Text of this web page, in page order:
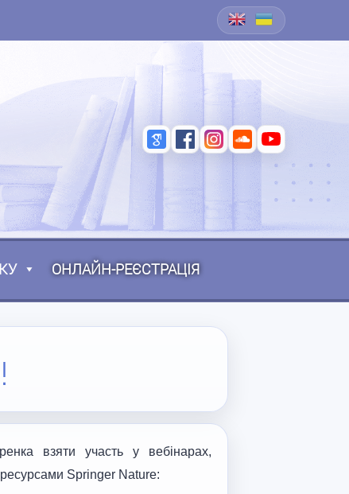
ОНЛАЙН-РЕЄСТРАЦІЯ
взяти участь у вебінарах,
Springer Nature: